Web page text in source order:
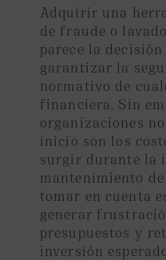
Adquirir una
de fraude o
parece la
garantizar la
normativo de
financiera. Sin
organizaciones
inicio son los
surgir durante la
mantenimiento
tomar en cuenta
generar
presupuestos y
inversión